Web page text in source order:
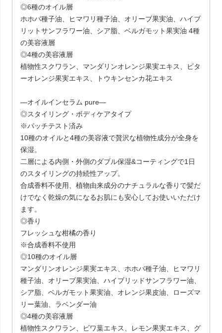
◎6種のオイル層
ホホバ種子油、ヒマワリ種子油、オリーブ果実油、ハイブ
リットサンフラワー油、シア脂、ベルガモット果実油 4種
の美容液層
◎4種の美容液層
植物性スクワラン、マンダリンオレンジ果実エキス、ビタ
ーオレンジ果実エキス、トウキンセンカ花エキス
―オイルインセラム pure―
◎スタイリング・ボディケアタイプ
※パッチテスト済み
10種のオイルと4種の美容液で贅沢な植物性成分が全身を
保湿。
二層による内側・外側のダブル保湿&コーティングで1日
のスタイリングの持続性アップ。
合成香料不使用、植物由来成分のナチュラルな香りで髪だ
けでなく乾燥の気になるお肌にも安心してお使いいただけ
ます。
◎香り
フレッシュな柑橘の香り
※合成香料不使用
◎10種のオイル層
マンダリンオレンジ果実エキス、ホホバ種子油、ヒマワリ
種子油、オリーブ果実油、ハイブリッドサンフラワー油、
シア脂、ベルガモット果実油、オレンジ果皮油、ローズマ
リー葉油、ラベンダー油
◎4種の美容液層
植物性スクワラン、ビワ葉エキス、レモン果実エキス、グ